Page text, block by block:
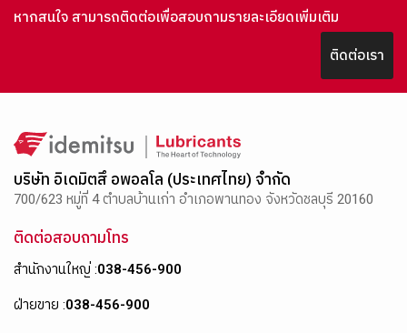
หากสนใจ สามารถติดต่อเพื่อสอบถามรายละเอียดเพิ่มเติม
ติดต่อเรา
บริษัท อิเดมิตสึ อพอลโล (ประเทศไทย) จำกัด
700/623 หมู่ที่ 4 ตำบลบ้านเก่า อำเภอพานทอง จังหวัดชลบุรี 20160
ติดต่อสอบถามโทร
สำนักงานใหญ่ :038-456-900
ฝ่ายขาย :038-456-900